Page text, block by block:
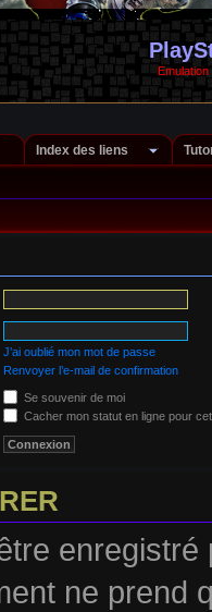
Index des liens
J’ai oublié mon mot de passe
Renvoyer l’e-mail de confirmation
Se souvenir de moi
Cacher mon statut en ligne pour
ne prend